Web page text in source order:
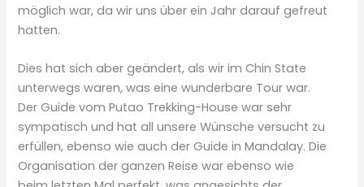
möglich war, da wir uns über ein Jahr darauf gefreut
hatten.
Dies hat sich aber geändert, als wir im Chin State
unterwegs waren, was eine wunderbare Tour war.
Der Guide vom Putao Trekking-House war sehr
sympatisch und hat all unsere Wünsche versucht zu
erfüllen, ebenso wie auch der Guide in Mandalay. Die
Organisation der ganzen Reise war ebenso wie